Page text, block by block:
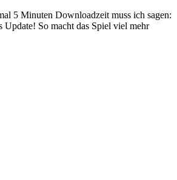
5 Minuten Downloadzeit muss ich sagen:
Update! So macht das Spiel viel mehr